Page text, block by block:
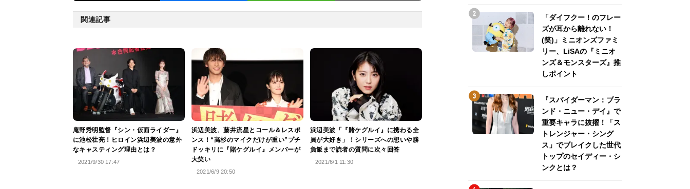
関連記事
庵野秀明監督『シン・仮面ライダー』
に池松壮亮！ヒロイン浜辺美波の意外
なキャスティング理由とは？
2021/9/30 17:47
浜辺美波、藤井流星とコール＆レスポ
ンス！“高杉のマイクだけが重い”プチ
ドッキリに『賭ケグルイ』メンバーが
大笑い
2021/6/9 20:50
浜辺美波「『賭ケグルイ』に携わる全
員が大好き」！シリーズへの想いや勝
負飯まで読者の質問に次々回答
2021/6/1 11:30
「ダイフクー！のフレー
ズが耳から離れない！
(笑)」ミニオンズファミ
リー、LiSAの『ミニオ
ンズ＆モンスターズ』推
しポイント
『スパイダーマン：ブラ
ンド・ニュー・デイ』で
重要キャラに抜擢！「ス
トレンジャー・シング
ス」でブレイクした世代
トップのセイディー・シ
ンクとは？